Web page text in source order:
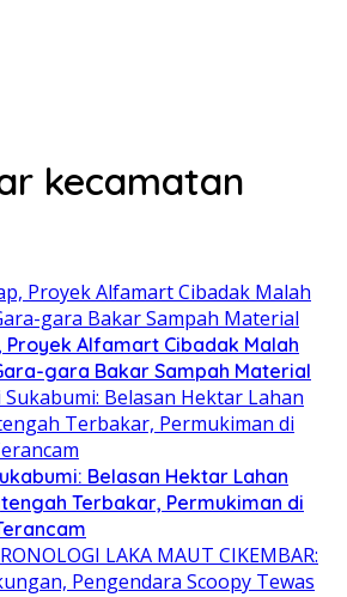
kecamatan
Proyek Alfamart Cibadak Malah
gara Bakar Sampah Material
Belasan Hektar Lahan
Terbakar, Permukiman di